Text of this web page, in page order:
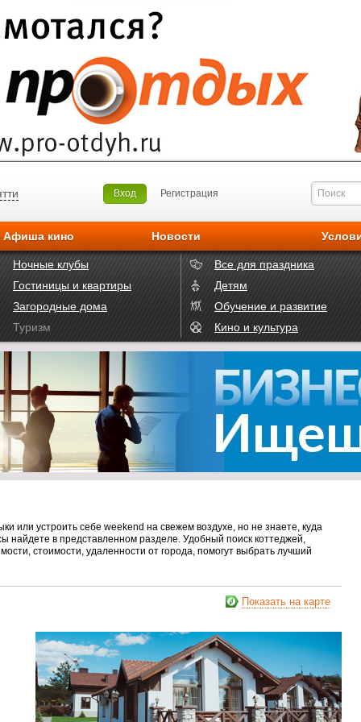
Вход Регистрация
Афиша кино Новости
Ночные клубы
Все для праздника
Гостиницы и квартиры
Детям
Загородные дома
Обучение и развитие
Туризм
Кино и культура
или устроить себе weekend на свежем воздухе, но не знаете, куда
найдете в представленном разделе. Удобный поиск коттеджей,
стоимости, удаленности от города, помогут выбрать лучший
Показать на карте